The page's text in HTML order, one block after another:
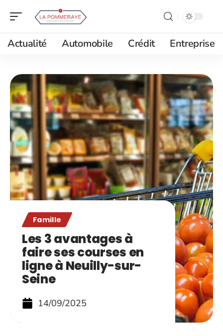
Actualité Automobile Crédit Entreprise
Famille
Les 3 avantages à
faire ses courses en
ligne à Neuilly-sur-
Seine
14/09/2025